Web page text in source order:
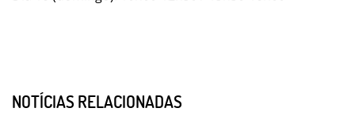
NOTÍCIAS RELACIONADAS